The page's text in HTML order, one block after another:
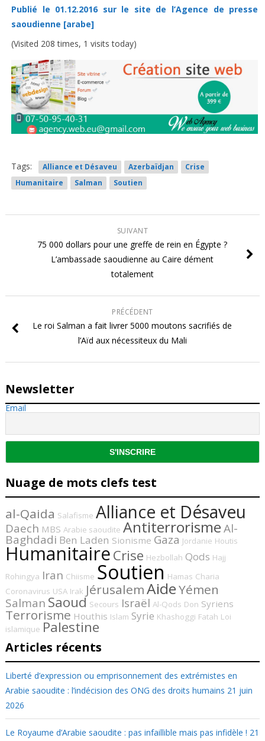
Publié le 01.12.2016 sur le site de l’Agence de presse
saoudienne [arabe]
(Visited 208 times, 1 visits today)
Tags: Alliance et Désaveu Azerbaïdjan
Crise
Humanitaire
Salman Soutien
SUIVANT
75 000 dollars pour une greffe de rein en Égypte ?
L’ambassade saoudienne au Caire dément
totalement
PRÉCÉDENT
Le roi Salman a fait livrer 5000 moutons sacrifiés de
l’Aïd aux nécessiteux du Mali
Newsletter
Email
Nuage de mots clefs test
al-Qaida Salafisme Alliance et Désaveu
Daech MBS Arabie saoudite AntiterrorismeAl-
Baghdadi Ben Laden Sionisme Gaza Jordanie Houtis
HumanitaireCrise Hezbollah Qods Hajj
Rohingya Iran Chiisme Soutien Hamas Charia
Coronavirus USA Irak JérusalemAideYémen
Salman Saoud Secours Israël Al-Qods Don Syriens
Terrorisme Houthis Islam Syrie Khashoggi Fatah Loi
islamique Palestine
Articles récents
Liberté d’expression ou emprisonnement des extrémistes en
Arabie saoudite : l’indécision des ONG des droits humains 21 juin
2026
Le Royaume d’Arabie saoudite : pas infaillible mais pas infidèle ! 21